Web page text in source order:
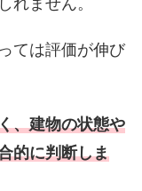
ては評価が伸び
、建物の状態や
的に判断しま